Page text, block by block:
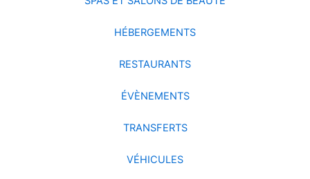
HÉBERGEMENTS
RESTAURANTS
ÉVÈNEMENTS
TRANSFERTS
VÉHICULES